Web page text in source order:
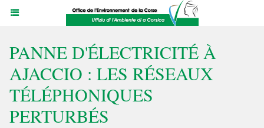
PANNE D'ÉLECTRICITÉ À
AJACCIO : LES RÉSEAUX
TÉLÉPHONIQUES
PERTURBÉS